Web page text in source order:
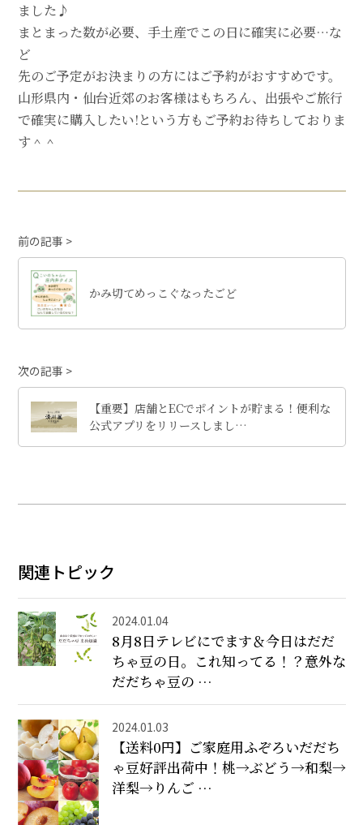
ました♪
まとまった数が必要、手土産でこの日に確実に必要…な
ど
先のご予定がお決まりの方にはご予約がおすすめです。
山形県内・仙台近郊のお客様はもちろん、出張やご旅行
で確実に購入したい!という方もご予約お待ちしておりま
す＾＾
前の記事
かみ切てめっこぐなったごど
次の記事
【重要】店舗とECでポイントが貯まる！便利な
公式アプリをリリースしまし…
関連トピック
2024.01.04
8月8日テレビにでます＆今日はだだ
ちゃ豆の日。これ知ってる！？意外な
だだちゃ豆の …
2024.01.03
【送料0円】ご家庭用ふぞろいだだち
ゃ豆好評出荷中！桃→ぶどう→和梨→
洋梨→りんご …